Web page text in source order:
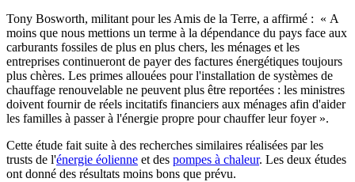
Tony Bosworth, militant pour les Amis de la Terre, a affirmé : « A
moins que nous mettions un terme à la dépendance du pays face aux
carburants fossiles de plus en plus chers, les ménages et les
entreprises continueront de payer des factures énergétiques toujours
plus chères. Les primes allouées pour l'installation de systèmes de
chauffage renouvelable ne peuvent plus être reportées : les ministres
doivent fournir de réels incitatifs financiers aux ménages afin d'aider
les familles à passer à l'énergie propre pour chauffer leur foyer ».
Cette étude fait suite à des recherches similaires réalisées par les
trusts de l'énergie éolienne et des pompes à chaleur. Les deux études
ont donné des résultats moins bons que prévu.